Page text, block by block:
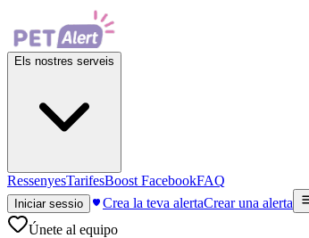
Els nostres serveis
RessenyesTarifesBoost FacebookFAQ
Iniciar sessio Crea la teva alertaCrear una alerta
Únete al equipo